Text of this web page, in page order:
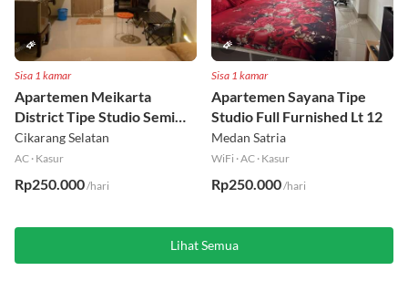
Sisa 1 kamar
Apartemen Meikarta
District Tipe Studio Semi
Furnished Lt 1
Cikarang Selatan
AC · Kasur
Rp250.000/hari
Sisa 1 kamar
Apartemen Sayana Tipe
Studio Full Furnished Lt 12
Medan Satria
WiFi ·AC · Kasur
Rp250.000/hari
Lihat Semua